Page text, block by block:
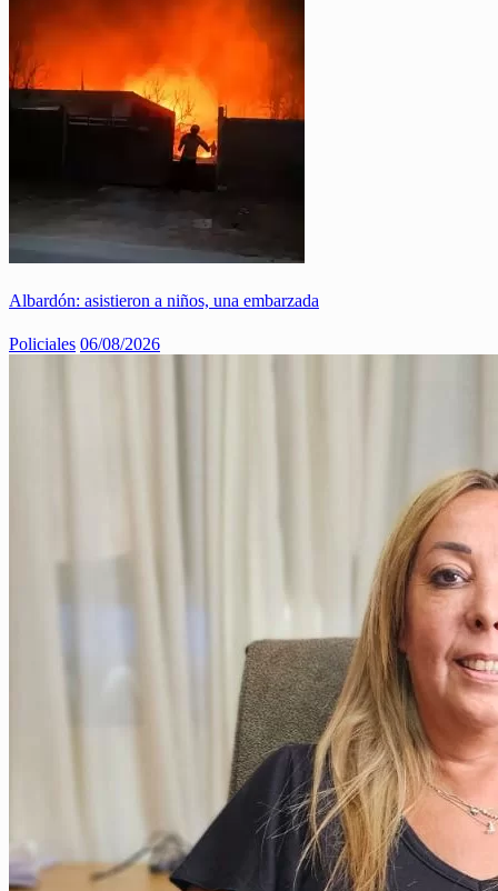
Albardón: asistieron a niños, una embarzada
Policiales 06/08/2026